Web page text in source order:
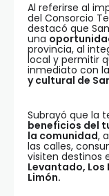
Al referirse al
del Consorcio
destacó que
una
provincia, al
local y permitir
inmediato con la
y cultural de
Subrayó que la
beneficios del
la comunidad,
las calles,
visiten destinos
Levantado, Los
Limón.